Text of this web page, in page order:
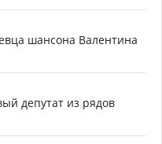
шансона Валентина
депутат из рядов